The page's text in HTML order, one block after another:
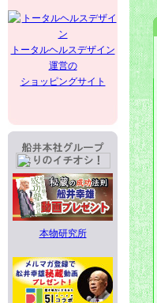
トータルヘルスデザイン
運営の
ショッピングサイト
本物研究所